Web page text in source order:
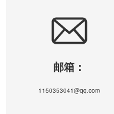
邮箱：
1150353041@qq.com